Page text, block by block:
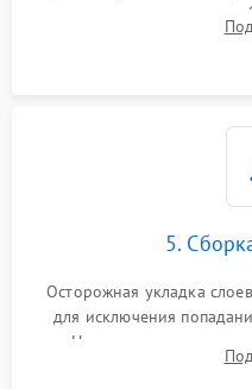
памяти при программных
разборка матрицы и
5.
Осторожная укладка
для исключения
Надежное
аккуратное защелкивание